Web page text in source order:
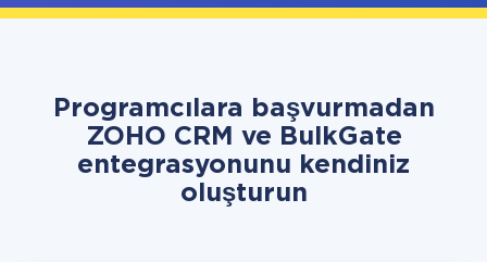
Programcılara başvurmadan
ZOHO CRM ve BulkGate
entegrasyonunu kendiniz
oluşturun